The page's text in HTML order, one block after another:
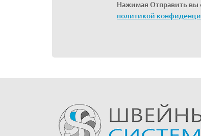
Нажимая Отправить вы
политикой